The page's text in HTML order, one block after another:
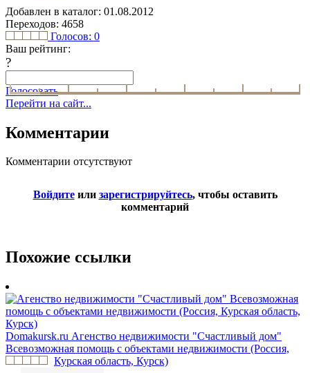
Добавлен в каталог: 01.08.2012
Переходов: 4658
Голосов: 0
Ваш рейтинг:
?
Голосовать
Перейти на сайт...
Комментарии
Комментарии отсутствуют
Войдитеили зарегистрируйтесь, чтобы оставить
комментарий
Похожие ссылки
Domakursk.ru Агенство недвижимости "Счастливый дом"
Всевозможная помощь с объектами недвижимости (Россия,
Курская область, Курск)